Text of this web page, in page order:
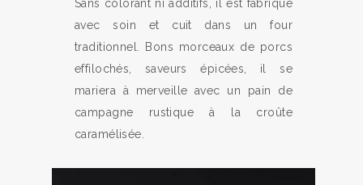
Sans colorant ni additifs, il est fabriqué
avec soin et cuit dans un four
traditionnel. Bons morceaux de porcs
effilochés, saveurs épicées, il se
mariera à merveille avec un pain de
campagne rustique à la croûte
caramélisée.